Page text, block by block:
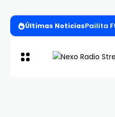
Últimas NoticiasPailita